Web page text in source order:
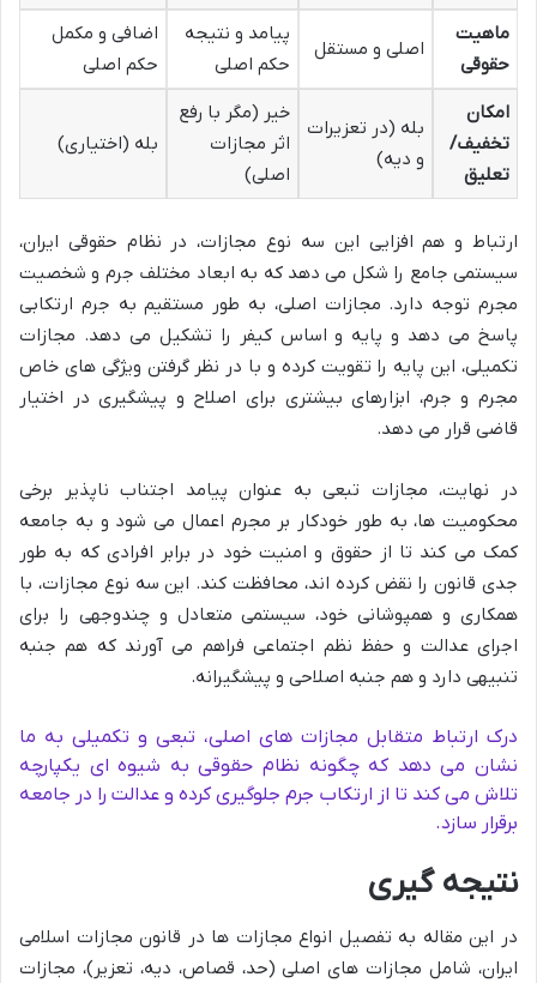
ماهیت
حقوقی
اصلی و مستقل
پیامد و نتیجه
حکم اصلی
اضافی و مکمل
حکم اصلی
امکان
تخفیف/
تعلیق
بله (در تعزیرات
و دیه)
خیر (مگر با رفع
اثر مجازات
اصلی)
بله (اختیاری)
ارتباط و هم افزایی این سه نوع مجازات، در نظام حقوقی ایران،
سیستمی جامع را شکل می دهد که به ابعاد مختلف جرم و شخصیت
مجرم توجه دارد. مجازات اصلی، به طور مستقیم به جرم ارتکابی
پاسخ می دهد و پایه و اساس کیفر را تشکیل می دهد. مجازات
تکمیلی، این پایه را تقویت کرده و با در نظر گرفتن ویژگی های خاص
مجرم و جرم، ابزارهای بیشتری برای اصلاح و پیشگیری در اختیار
قاضی قرار می دهد.
در نهایت، مجازات تبعی به عنوان پیامد اجتناب ناپذیر برخی
محکومیت ها، به طور خودکار بر مجرم اعمال می شود و به جامعه
کمک می کند تا از حقوق و امنیت خود در برابر افرادی که به طور
جدی قانون را نقض کرده اند، محافظت کند. این سه نوع مجازات، با
همکاری و همپوشانی خود، سیستمی متعادل و چندوجهی را برای
اجرای عدالت و حفظ نظم اجتماعی فراهم می آورند که هم جنبه
تنبیهی دارد و هم جنبه اصلاحی و پیشگیرانه.
درک ارتباط متقابل مجازات های اصلی، تبعی و تکمیلی به ما
نشان می دهد که چگونه نظام حقوقی به شیوه ای یکپارچه
تلاش می کند تا از ارتکاب جرم جلوگیری کرده و عدالت را در جامعه
برقرار سازد.
نتیجه گیری
در این مقاله به تفصیل انواع مجازات ها در قانون مجازات اسلامی
ایران، شامل مجازات های اصلی (حد، قصاص، دیه، تعزیر)، مجازات